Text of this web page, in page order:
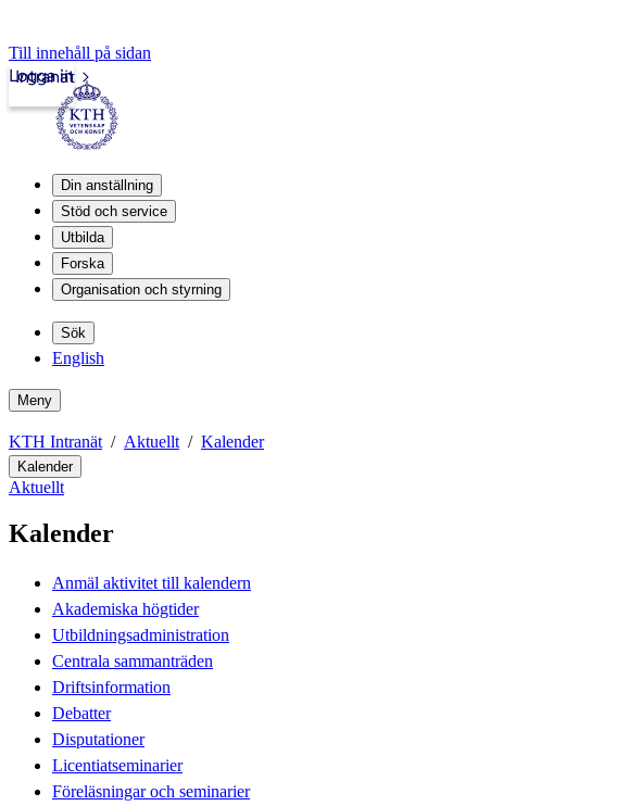
Till innehåll på sidan
Intranät
Logga in
Din anställning
Stöd och service
Utbilda
Forska
Organisation och styrning
Sök
English
Meny
KTH Intranät Aktuellt Kalender
Kalender
Aktuellt
Kalender
Anmäl aktivitet till kalendern
Akademiska högtider
Utbildningsadministration
Centrala sammanträden
Driftsinformation
Debatter
Disputationer
Licentiatseminarier
Föreläsningar och seminarier